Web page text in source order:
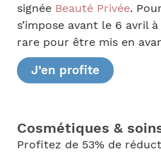
signée Beauté Privée.
s’impose avant le 6 avril
rare pour être mis en
J’en profite
Cosmétiques &
Profitez de 53% de